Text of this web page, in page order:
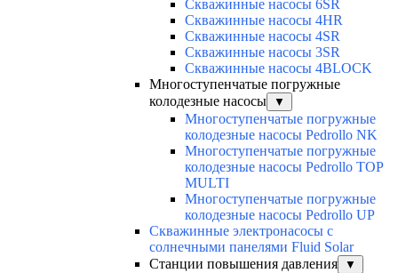
Скважинные насосы 6SR
Скважинные насосы 4HR
Скважинные насосы 4SR
Скважинные насосы 3SR
Скважинные насосы 4BLOCK
Многоступенчатые погружные
колодезные насосы
▼
Многоступенчатые погружные
колодезные насосы Pedrollo NK
Многоступенчатые погружные
колодезные насосы Pedrollo TOP
MULTI
Многоступенчатые погружные
колодезные насосы Pedrollo UP
Скважинные электронасосы с
солнечными панелями Fluid Solar
Станции повышения давления
▼